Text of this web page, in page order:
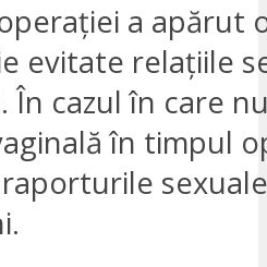
a apărut
evitate relațiile
În cazul în care
în timpul